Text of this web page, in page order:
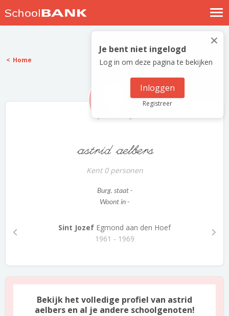
Nostalgische verhalen
Log in
Meld je gratis aan
×
Je bent niet ingelogd
Log in om deze pagina te bekijken
Inloggen
Registreer
Home
astrid aelbers
Kent 0 personen
Burg. staat -
Woont in -
Sint Jozef Egmond aan den Hoef
1961 - 1969
Bekijk het volledige profiel van astrid
aelbers en al je andere schoolgenoten!